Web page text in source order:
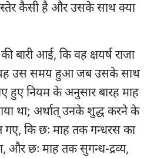
कैसी है और उसके साथ क्या
बारी आई, कि वह क्षयर्ष राजा
उस समय हुआ जब उसके साथ
हुए नियम के अनुसार बारह माह
था; अर्थात् उनके शुद्ध करने के
गए, कि छः माह तक गन्धरस का
और छः माह तक सुगन्ध-द्रव्य,